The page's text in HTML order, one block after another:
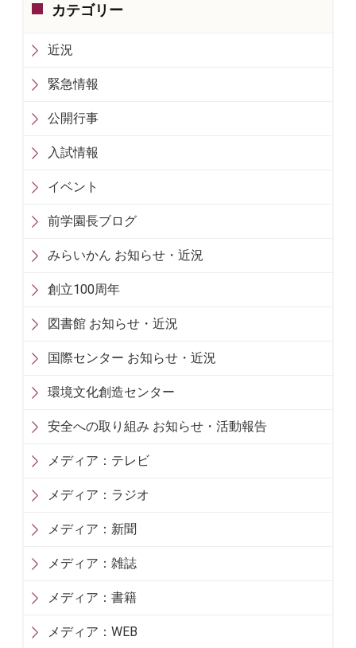
カテゴリー
近況
緊急情報
公開行事
入試情報
イベント
前学園長ブログ
みらいかん お知らせ・近況
創立100周年
図書館 お知らせ・近況
国際センター お知らせ・近況
環境文化創造センター
安全への取り組み お知らせ・活動報告
メディア：テレビ
メディア：ラジオ
メディア：新聞
メディア：雑誌
メディア：書籍
メディア：WEB